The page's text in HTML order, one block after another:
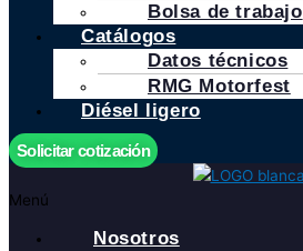
Bolsa de trabajo
Catálogos
Datos técnicos
RMG Motorfest
Diésel ligero
Solicitar cotización
Menú
Nosotros